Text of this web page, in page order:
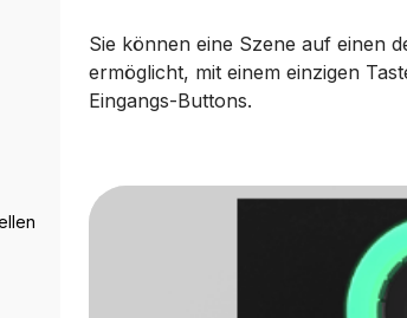
Sie können eine Szene auf einen
ermöglicht, mit einem einzigen
Eingangs-Buttons.